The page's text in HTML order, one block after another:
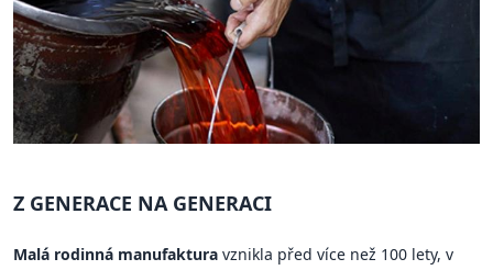
Z GENERACE NA GENERACI
Malá rodinná manufaktura vznikla před více než 100 lety, v